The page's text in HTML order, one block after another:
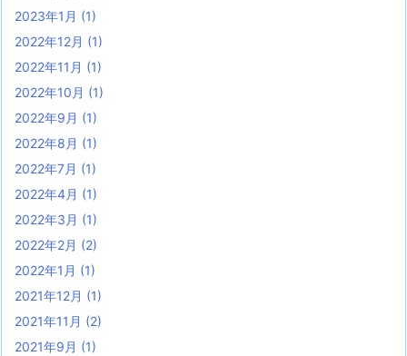
2023年1月 (1)
2022年12月 (1)
2022年11月 (1)
2022年10月 (1)
2022年9月 (1)
2022年8月 (1)
2022年7月 (1)
2022年4月 (1)
2022年3月 (1)
2022年2月 (2)
2022年1月 (1)
2021年12月 (1)
2021年11月 (2)
2021年9月 (1)